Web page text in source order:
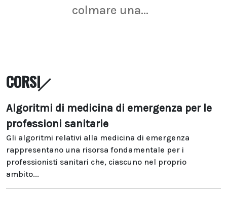
colmare una...
CORSI
Algoritmi di medicina di emergenza per le
professioni sanitarie
Gli algoritmi relativi alla medicina di emergenza
rappresentano una risorsa fondamentale per i
professionisti sanitari che, ciascuno nel proprio
ambito...